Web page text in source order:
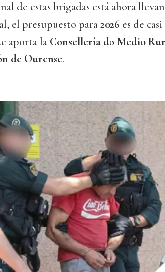
de estas brigadas está ahora
el presupuesto para2026 es de casi
aporta la Consellería do Medio
de Ourense.